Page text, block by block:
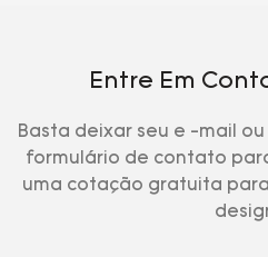
Entre Em
Basta deixar seu e -mail
formulário de contato
uma cotação gratuita